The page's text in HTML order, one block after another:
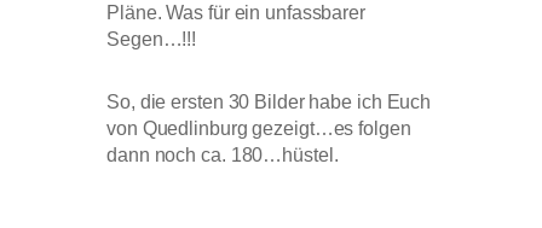
Pläne. Was für ein unfassbarer
Segen…!!!
So, die ersten 30 Bilder habe ich Euch
von Quedlinburg gezeigt…es folgen
dann noch ca. 180…hüstel.